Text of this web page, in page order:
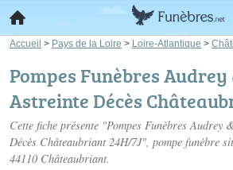
Accueil > Pays de la Loire > Loire-Atlantique >
Pompes Funèbres
Astreinte Décès
Cette fiche présente "Pompes Funèbres Audrey
Décès Châteaubriant 24H/7J", pompe funèbre
44110 Châteaubriant.